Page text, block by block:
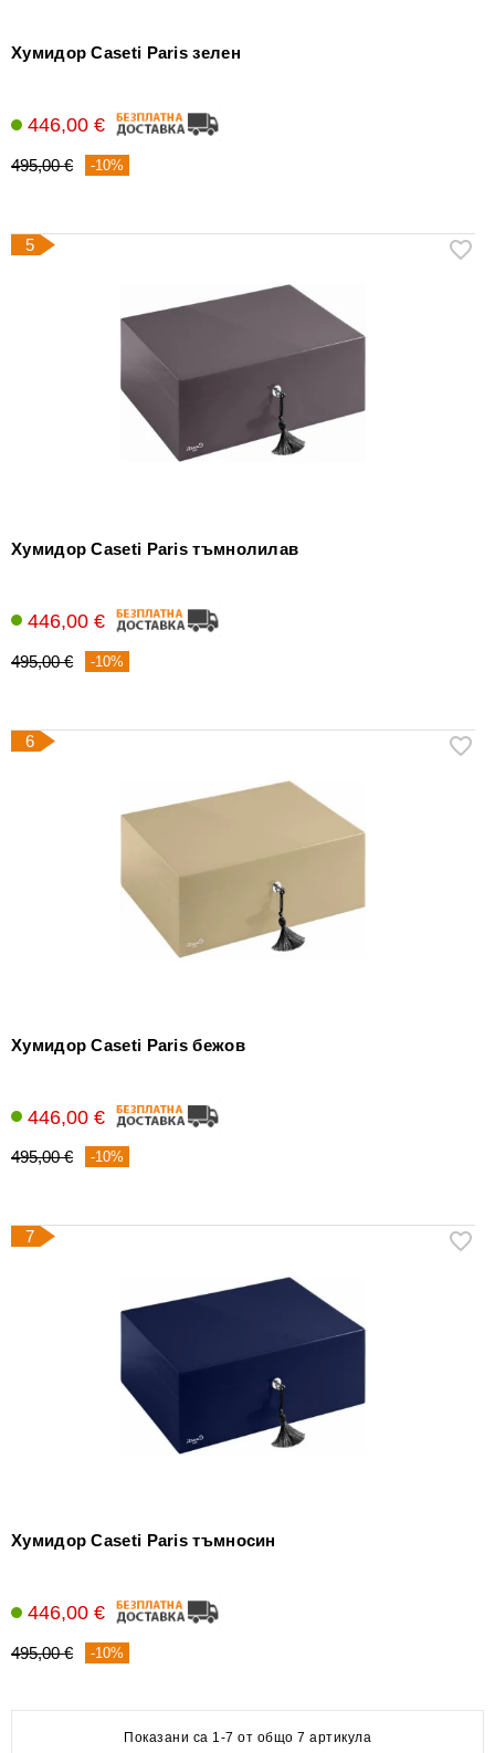
Хумидор Caseti Paris зелен
446,00 €
495,00 € -10%
5
Хумидор Caseti Paris тъмнолилав
446,00 €
495,00 € -10%
6
Хумидор Caseti Paris бежов
446,00 €
495,00 € -10%
7
Хумидор Caseti Paris тъмносин
446,00 €
495,00 € -10%
Показани са 1-7 от общо 7 артикула